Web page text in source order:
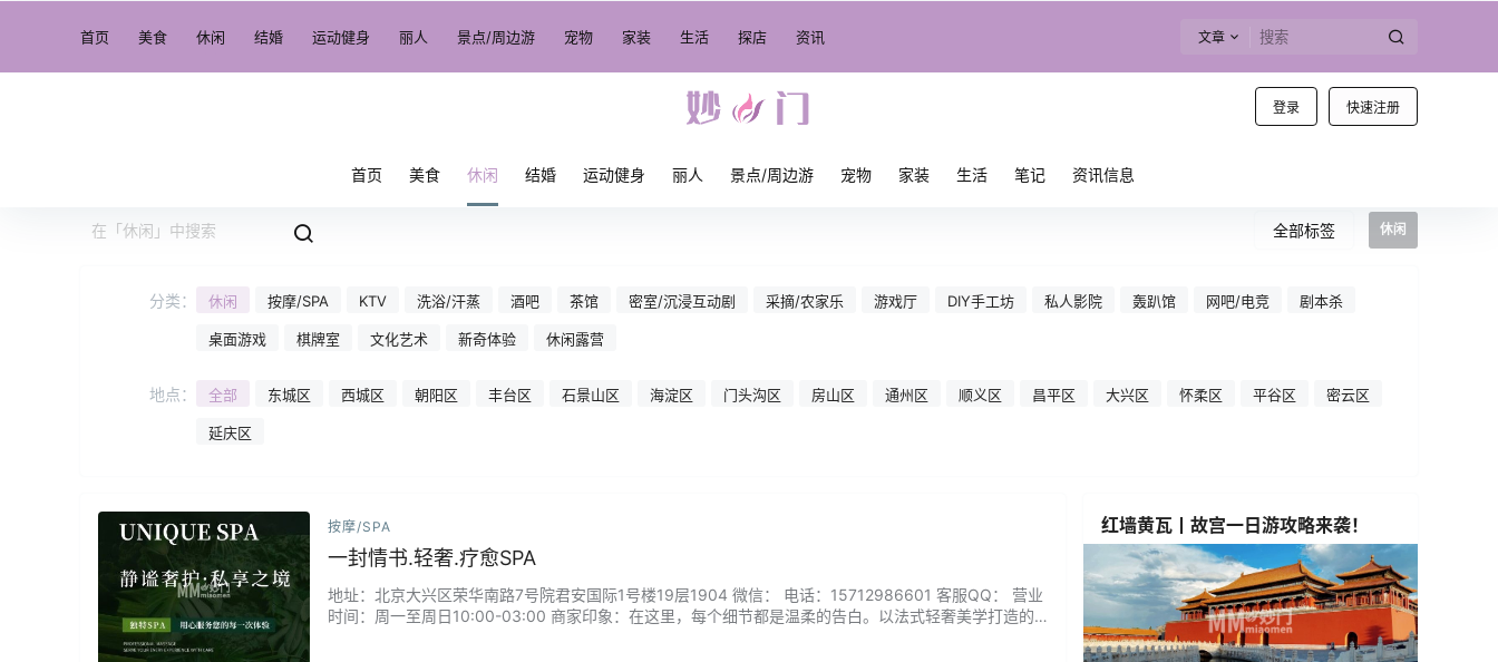
首页 美食 休闲 结婚 运动健身 丽人 景点/周边游 宠物 家装 生活 探店 资讯 文章
登录 快速注册
首页 美食 休闲 结婚 运动健身 丽人 景点/周边游 宠物 家装 生活 笔记 资讯信息
全部标签 休闲
分类： 休闲 按摩/SPA KTV 洗浴/汗蒸 酒吧 茶馆 密室/沉浸互动剧 采摘/农家乐 游戏厅 DIY手工坊 私人影院 轰趴馆 网吧/电竞 剧本杀
桌面游戏 棋牌室 文化艺术 新奇体验 休闲露营
地点： 全部 东城区 西城区 朝阳区 丰台区 石景山区 海淀区 门头沟区 房山区 通州区 顺义区 昌平区 大兴区 怀柔区 平谷区 密云区
延庆区
按摩/SPA
一封情书.轻奢.疗愈SPA
地址：北京大兴区荣华南路7号院君安国际1号楼19层1904 微信： 电话：15712986601 客服QQ： 营业
时间：周一至周日10:00-03:00 商家印象：在这里，每个细节都是温柔的告白。以法式轻奢美学打造的
红墙黄瓦丨故宫一日游攻略来袭！